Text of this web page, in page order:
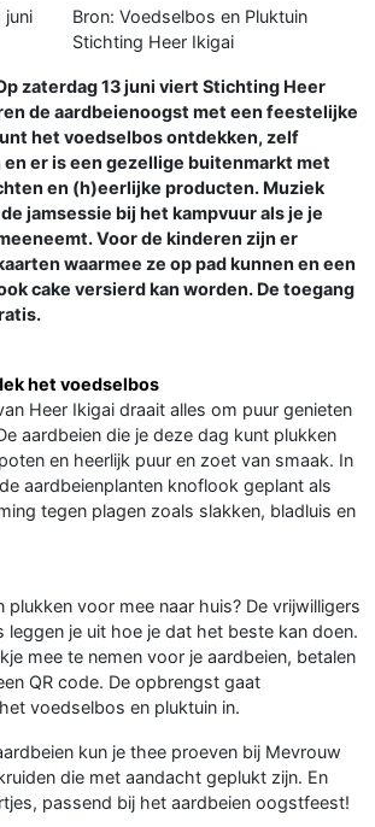
juni
Bron: Voedselbos en Pluktuin
Stichting Heer Ikigai
zaterdag 13 juni viert Stichting Heer
de aardbeienoogst met een feestelijke
het voedselbos ontdekken, zelf
er is een gezellige buitenmarkt met
en (h)eerlijke producten. Muziek
jamsessie bij het kampvuur als je je
Voor de kinderen zijn er
waarmee ze op pad kunnen en een
cake versierd kan worden. De toegang
het voedselbos
Heer Ikigai draait alles om puur genieten
aardbeien die je deze dag kunt plukken
en heerlijk puur en zoet van smaak. In
aardbeienplanten knoflook geplant als
tegen plagen zoals slakken, bladluis en
plukken voor mee naar huis? De vrijwilligers
leggen je uit hoe je dat het beste kan doen.
mee te nemen voor je aardbeien, betalen
QR code. De opbrengst gaat
voedselbos en pluktuin in.
kun je thee proeven bij Mevrouw
die met aandacht geplukt zijn. En
passend bij het aardbeien oogstfeest!